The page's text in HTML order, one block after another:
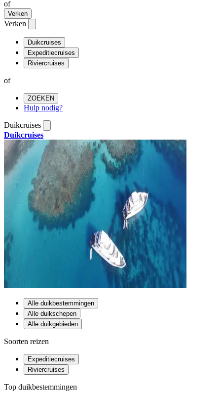
of
Verken
Verken
Duikcruises
Expeditiecruises
Riviercruises
of
ZOEKEN
Hulp nodig?
Duikcruises
Duikcruises
Alle duikbestemmingen
Alle duikschepen
Alle duikgebieden
Soorten reizen
Expeditiecruises
Riviercruises
Top duikbestemmingen